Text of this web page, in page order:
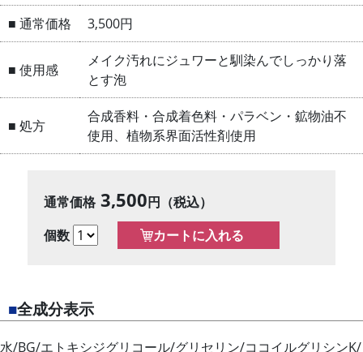
■ 通常価格 3,500円
■ 使用感
メイク汚れにジュワーと馴染んでしっかり落
とす泡
■ 処方
合成香料・合成着色料・パラベン・鉱物油不
使用、植物系界面活性剤使用
通常価格3,500円（税込）
個数
■全成分表示
水/BG/エトキシジグリコール/グリセリン/ココイルグリシンK/